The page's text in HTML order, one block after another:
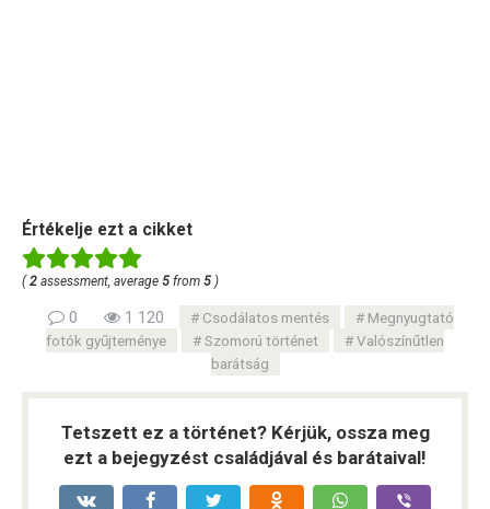
Értékelje ezt a cikket
( 2 assessment, average 5 from 5 )
0 1 120 Csodálatos mentés
Megnyugtató
fotók gyűjteménye
Szomorú történet
Valószínűtlen
barátság
Tetszett ez a történet? Kérjük, ossza meg
ezt a bejegyzést családjával és barátaival!